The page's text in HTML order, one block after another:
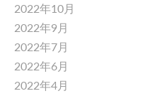
2022年10月
2022年9月
2022年7月
2022年6月
2022年4月